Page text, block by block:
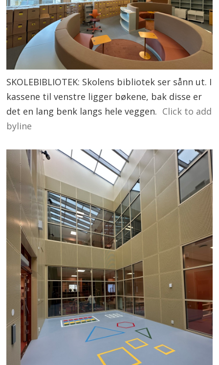
SKOLEBIBLIOTEK: Skolens bibliotek ser sånn ut. I
kassene til venstre ligger bøkene, bak disse er
det en lang benk langs hele veggen. Click to add
byline